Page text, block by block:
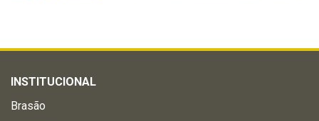
INSTITUCIONAL
Brasão